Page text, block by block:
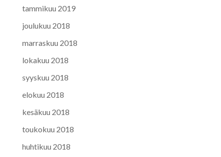
tammikuu 2019
joulukuu 2018
marraskuu 2018
lokakuu 2018
syyskuu 2018
elokuu 2018
kesäkuu 2018
toukokuu 2018
huhtikuu 2018